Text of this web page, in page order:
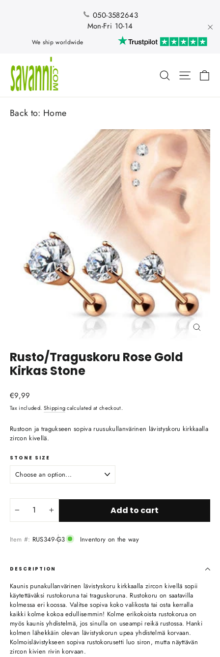
050-3582643
Mon-Fri 10-14
We ship worldwide
Search Site
Back to: Home
Rusto/Traguskoru Rose Gold
Kirkas Stone
Regular
€9,99
Tax included. Shippingcalculated at checkout.
Rustoon ja tragukseen sopiva ruusukullanvärinen lävistyskoru kirkkaalla
zircon kivellä.
STONE SIZE
+ Add to cart
Item #: RUS349-G3 Inventory on the way
DESCRIPTION
Kaunis punakullanvärinen lävistyskoru kirkkaalla zircon kivellä sopii
käytettäväksi rustokoruna tai traguskoruna. Rustokoru on saatavilla
kolmessa eri koossa. Valitse sopiva koko valikosta tai osta kerralla
kaikki kolme kokoa edullisemmin! Kolme erikokoista rustokorua on
myös kaunis yhdistelmä, jos sinulla on useampi reikä rustossa. Hanki
kolmen lähekkäin olevan lävistyskorun upea yhdistelmä korvaan.
Kolmoislävistykseen sopiva rustokorusetti luo siron, mutta näyttävän
zircon kivien rivin korvaan.